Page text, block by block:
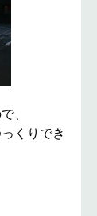
、
くりでき